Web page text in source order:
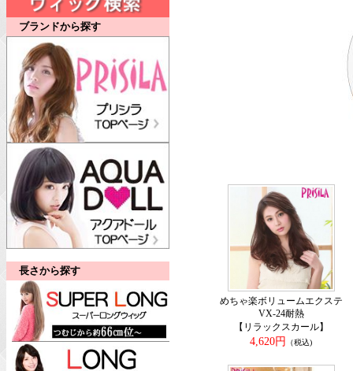
ブランドから探す
長さから探す
めちゃ楽ボリュームエクステ
VX-24耐熱
【リラックスカール】
4,620円
（税込)